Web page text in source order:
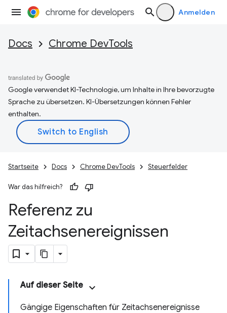
Anmelden
Docs Chrome DevTools
Google verwendet KI-Technologie, um Inhalte in Ihre bevorzugte
Sprache zu übersetzen. KI-Übersetzungen können Fehler
enthalten.
Startseite Docs Chrome DevTools Steuerfelder
War das hilfreich?
Referenz zu
Zeitachsenereignissen
Auf dieser Seite
Gängige Eigenschaften für Zeitachsenereignisse